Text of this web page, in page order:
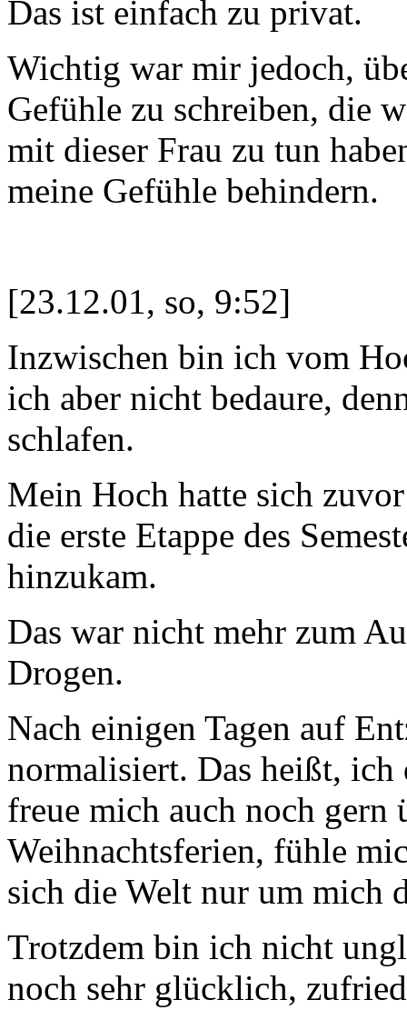
Das ist einfach zu privat.
Wichtig war mir jedoch,
Gefühle zu schreiben, die
mit dieser Frau zu tun
meine Gefühle behindern.
[23.12.01, so, 9:52]
Inzwischen bin ich vom
ich aber nicht bedaure,
schlafen.
Mein Hoch hatte sich
die erste Etappe des
hinzukam.
Das war nicht mehr zum
Drogen.
Nach einigen Tagen auf
normalisiert. Das heißt, ich
freue mich auch noch gern
Weihnachtsferien, fühle
sich die Welt nur um mich
Trotzdem bin ich nicht
noch sehr glücklich,